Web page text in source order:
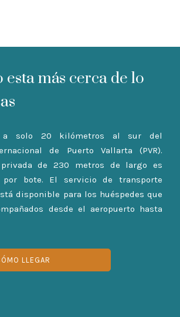
esta más cerca de lo
a solo 20 kilómetros al sur del
de Puerto Vallarta (PVR).
de 230 metros de largo es
por bote. El servicio de transporte
disponible para los huéspedes que
desde el aeropuerto hasta
LLEGAR